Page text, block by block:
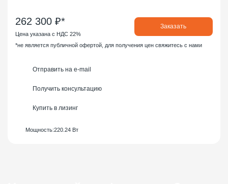
262 300 ₽*
Цена указана с НДС 22%
Заказать
*не является публичной офертой, для получения цен свяжитесь с нами
Отправить на e-mail
Получить консультацию
Купить в лизинг
Мощность:220.24 Вт